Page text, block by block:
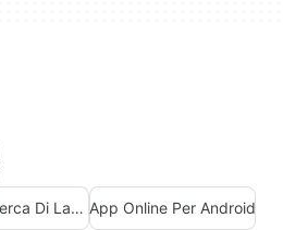
Miglior Estensione Per La Ricerca Di Lavoro Per Chrome App Online Per Android